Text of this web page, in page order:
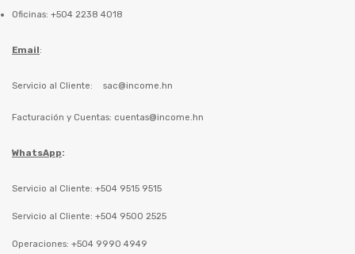
Oficinas: +504 2238 4018
Email:
Servicio al Cliente: sac@income.hn
Facturación y Cuentas: cuentas@income.hn
WhatsApp:
Servicio al Cliente: +504 9515 9515
Servicio al Cliente: +504 9500 2525
Operaciones: +504 9990 4949